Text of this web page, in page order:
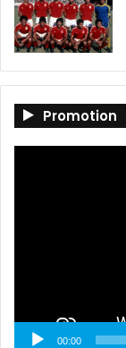
Promotion
00:00